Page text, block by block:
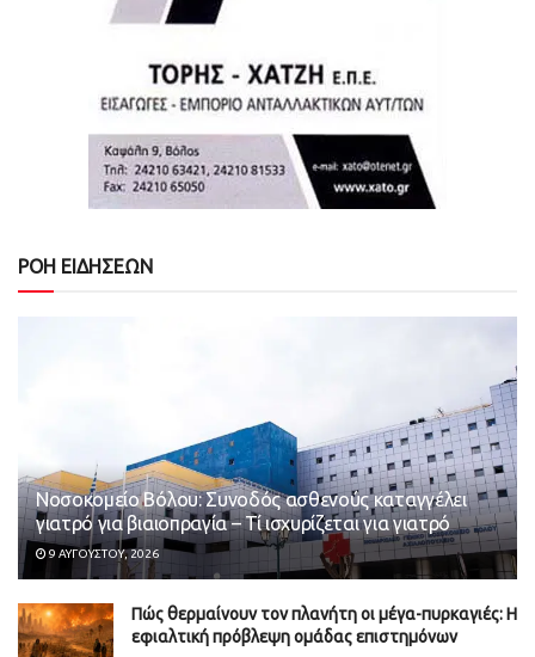
ΡΟΗ ΕΙΔΗΣΕΩΝ
Νοσοκομείο Βόλου: Συνοδός ασθενούς καταγγέλει
γιατρό για βιαιοπραγία – Τί ισχυρίζεται για γιατρό
9 ΑΥΓΟΎΣΤΟΥ, 2026
Πώς θερμαίνουν τον πλανήτη οι μέγα-πυρκαγιές: Η
εφιαλτική πρόβλεψη ομάδας επιστημόνων